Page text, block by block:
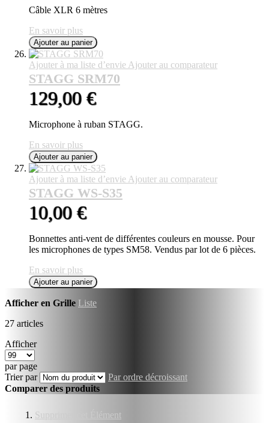
Câble XLR 6 mètres
En savoir plus
Ajouter au panier
Ajouter à ma liste d’envie Ajouter au comparateur
STAGG SRM70
129,00 €
Microphone à ruban STAGG.
En savoir plus
Ajouter au panier
Ajouter à ma liste d’envie Ajouter au comparateur
STAGG WS-S35
10,00 €
Bonnettes anti-vent de différentes couleurs en mousse. Pour
les microphones de types SM58. Vendus par lot de 6 pièces.
En savoir plus
Ajouter au panier
Afficher en Grille Liste
27 articles
Afficher
par page
Trier par
Par ordre décroissant
Comparer des produits
Supprimer cet Élément